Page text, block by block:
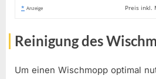
* Anzeige Preis inkl.
Reinigung des
Um einen Wischmopp optimal